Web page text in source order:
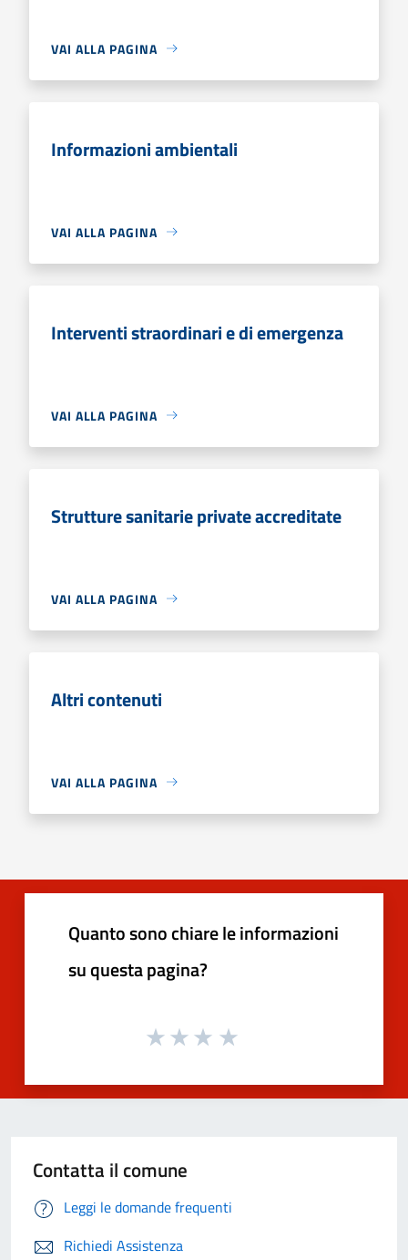
VAI ALLA PAGINA
Informazioni ambientali
VAI ALLA PAGINA
Interventi straordinari e di emergenza
VAI ALLA PAGINA
Strutture sanitarie private accreditate
VAI ALLA PAGINA
Altri contenuti
VAI ALLA PAGINA
Quanto sono chiare le informazioni
su questa pagina?
Contatta il comune
Leggi le domande frequenti
Richiedi Assistenza